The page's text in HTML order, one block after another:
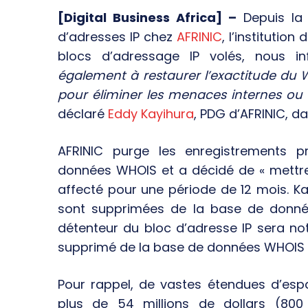
[Digital Business Africa] – Depuis
d’adresses IP chezAFRINIC, l’institution
blocs d’adressage IP volés, nous
également à restaurer l’exactitude du
pour éliminer les menaces internes
déclaré Eddy Kayihura, PDG d’AFRINIC,
AFRINIC purge les
données WHOIS et a décidé de «
affecté pour une période de 12 mois.
sont supprimées de la base de
détenteur du bloc d’adresse IP sera
supprimé de la base de données WHOIS
Pour rappel, de vastes étendues
plus de 54 millions de dollars (800